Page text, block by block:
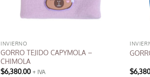
INVIERNO
GORRO TEJIDO CAPYMOLA –
CHIMOLA
$6,380.00 + IVA $